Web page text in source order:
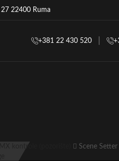
22400 Ruma
+381 22 430 520
kontrole (pozorište)
Scene